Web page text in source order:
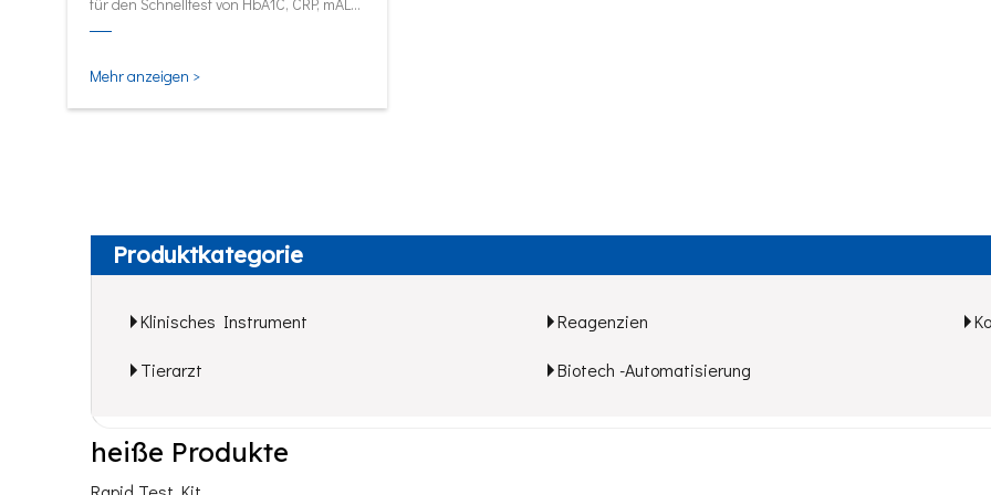
und SAA.
Mehr anzeigen >
Produktkategorie
Klinisches Instrument Reagenzien
Tierarzt Biotech -Automatisierung
heiße Produkte